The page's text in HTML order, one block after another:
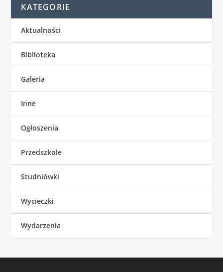
KATEGORIE
Aktualności
Biblioteka
Galeria
Inne
Ogłoszenia
Przedszkole
Studniówki
Wycieczki
Wydarzenia